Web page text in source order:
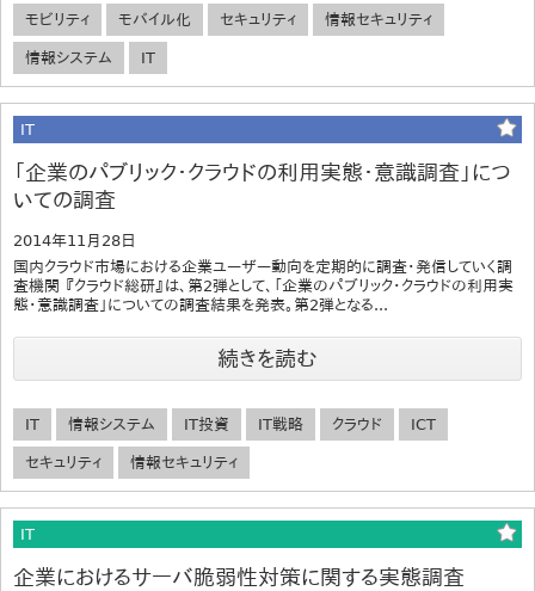
モビリティ モバイル化 セキュリティ 情報セキュリティ
情報システム IT
IT
「企業のパブリック・クラウドの利用実態・意識調査」につ
いての調査
2014年11月28日
国内クラウド市場における企業ユーザー動向を定期的に調査・発信していく調
査機関 『クラウド総研』は、第2弾として、「企業のパブリック・クラウドの利用実
態・意識調査」についての調査結果を発表。第2弾となる...
続きを読む
IT 情報システム IT投資 IT戦略 クラウド ICT
セキュリティ 情報セキュリティ
IT
企業におけるサーバ脆弱性対策に関する実態調査